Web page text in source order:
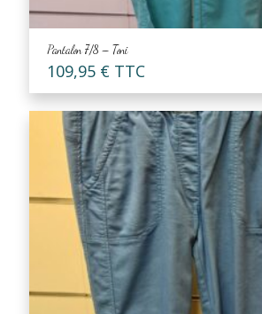
Pantalon 7/8 – Toni
109,95 € TTC